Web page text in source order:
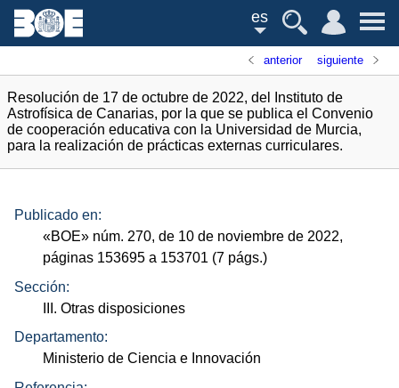
es
anterior siguiente
Resolución de 17 de octubre de 2022, del Instituto de
Astrofísica de Canarias, por la que se publica el Convenio
de cooperación educativa con la Universidad de Murcia,
para la realización de prácticas externas curriculares.
Publicado en:
«BOE» núm. 270, de 10 de noviembre de 2022,
páginas 153695 a 153701 (7 págs.)
Sección:
III. Otras disposiciones
Departamento:
Ministerio de Ciencia e Innovación